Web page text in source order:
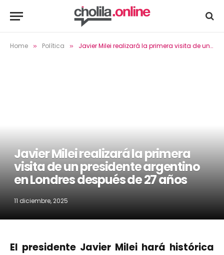
Home » Política » Javier Milei realizará la primera visita de un presidente argentino en Londres después de 27 años
Javier Milei realizará la primera
visita de un presidente argentino
en Londres después de 27 años
11 diciembre, 2025
El presidente Javier Milei hará histórica